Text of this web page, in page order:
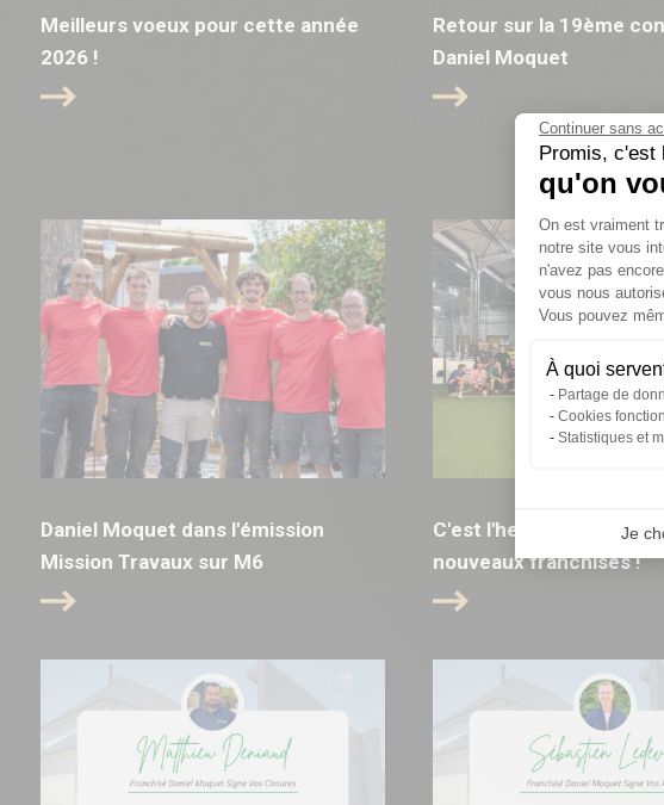
Continuer sans
Promis, c'est
qu'on
On est vraiment
notre site vous
n'avez pas
vous nous
Vous pouvez
À quoi
Partage de
Cookies
Statistiques et
Je
Meilleurs voeux pour cette année
2026 !
Retour sur la 19ème
Daniel Moquet
Daniel Moquet dans l'émission
Mission Travaux sur M6
C'est l'heure de la
nouveaux franchisés !